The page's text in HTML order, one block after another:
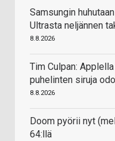
Samsungin
Ultrasta neljännen
8.8.2026
Tim Culpan:
puhelinten siruja
8.8.2026
Doom pyörii nyt
64:llä